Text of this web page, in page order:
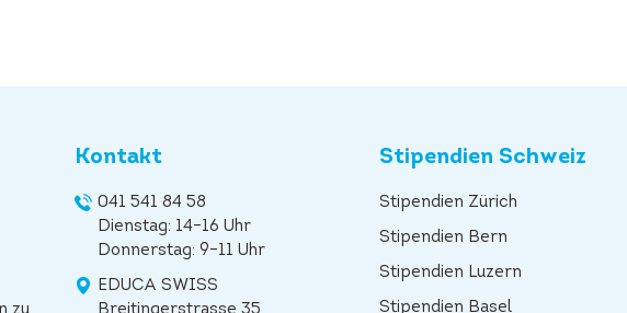
Kontakt
041 541 84 58
Dienstag: 14–16 Uhr
Donnerstag: 9–11 Uhr
EDUCA SWISS
Stipendien Schweiz
Stipendien Zürich
Stipendien Bern
Stipendien Luzern
Stipendien Basel